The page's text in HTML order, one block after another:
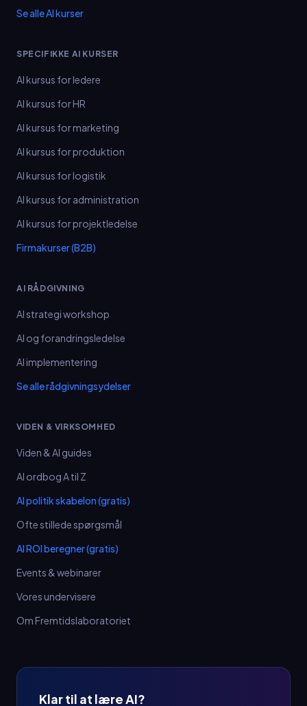
Se alle AI kurser
SPECIFIKKE AI KURSER
AI kursus for ledere
AI kursus for HR
AI kursus for marketing
AI kursus for produktion
AI kursus for logistik
AI kursus for administration
AI kursus for projektledelse
Firmakurser (B2B)
AI RÅDGIVNING
AI strategi workshop
AI og forandringsledelse
AI implementering
Se alle rådgivningsydelser
VIDEN & VIRKSOMHED
Viden & AI guides
AI ordbog A til Z
AI politik skabelon (gratis)
Ofte stillede spørgsmål
AI ROI beregner (gratis)
Events & webinarer
Vores undervisere
Om Fremtidslaboratoriet
Klar til at lære AI?